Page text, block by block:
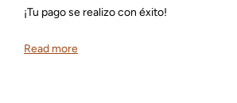
¡Tu pago se realizo con éxito!
Read more